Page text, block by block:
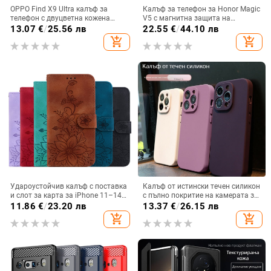
OPPO Find X9 Ultra калъф за
телефон с двуцветна кожена
текстура и флуоресцентни линии,
13.07 €/25.56 лв
add_shopping_cart
Калъф за телефон за Honor Magic
V5 с магнитна защита на
централната ос, пълна защита на
електроплатиране, защита срещу
22.55 €/44.10 лв
add_shopping_cart
Удароустойчив калъф с поставка
и слот за карта за iPhone 11–14
Pro Max, изкуствена кожа,
11.86 €/23.20 лв
add_shopping_cart
Калъф от истински течен силикон
с пълно покритие на камерата за
iPhone 14 Pro Max, iPhone 13 Pro
и iPhone 12 — удароустойчив
13.37 €/26.15 лв
add_shopping_cart